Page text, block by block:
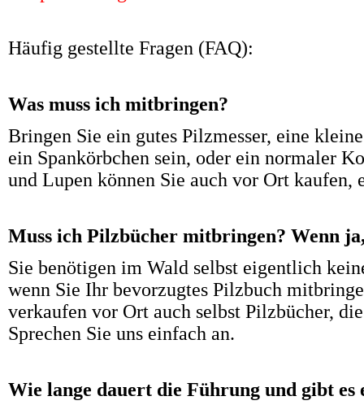
Häufig gestellte Fragen (FAQ):
Was muss ich mitbringen?
Bringen Sie ein gutes Pilzmesser, eine
ein Spankörbchen sein, oder ein normaler
und Lupen können Sie auch vor Ort kaufen,
Muss ich Pilzbücher mitbringen? Wenn
Sie benötigen im Wald selbst eigentlich
wenn Sie Ihr bevorzugtes Pilzbuch
verkaufen vor Ort auch selbst Pilzbücher,
Sprechen Sie uns einfach an.
Wie lange dauert die Führung und gibt es